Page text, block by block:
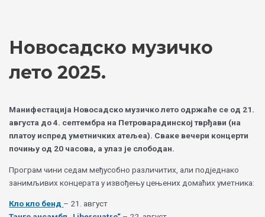
Новосадско музичко
лето 2025.
Манифестација Новосадско музичко лето одржаће се од 21.
августа до 4. септембра на Петроварадинској тврђави (на
платоу испред уметничких атељеа). Сваке вечери концерти
почињу од 20 часова, а улаз је слободан.
Програм чини седам међусобно различитих, али подједнако
занимљивих концерата у извођењу цењених домаћих уметника:
Кло кло бенд – 21. август